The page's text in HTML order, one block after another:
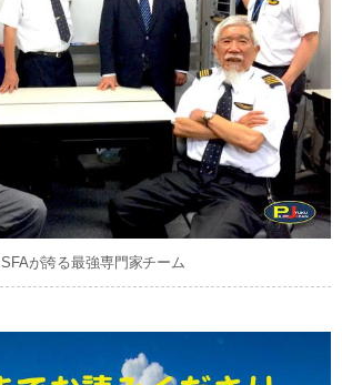
SFAが誇る最強専門家チーム